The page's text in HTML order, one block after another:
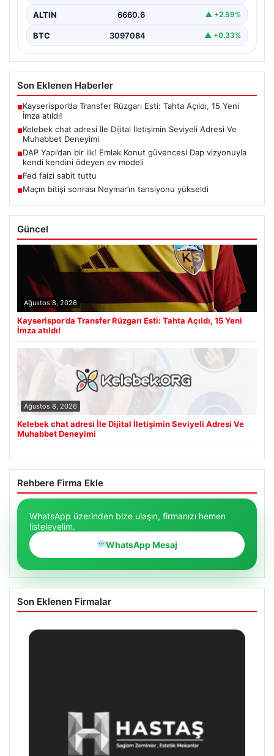
ALTIN 6660.6 ▲ +2.59%
BTC 3097084 ▲ +0.33%
Son Eklenen Haberler
■Kayserispor’da Transfer Rüzgarı Esti: Tahta Açıldı, 15 Yeni
İmza atıldı!
■Kelebek chat adresi İle Dijital İletişimin Seviyeli Adresi Ve
Muhabbet Deneyimi
■DAP Yapı’dan bir ilk! Emlak Konut güvencesi Dap vizyonuyla
kendi kendini ödeyen ev modeli
■Fed faizi sabit tuttu
■Maçın bitişi sonrası Neymar’ın tansiyonu yükseldi
Güncel
Ağustos 8, 2026
Kayserispor’da Transfer Rüzgarı Esti: Tahta Açıldı, 15 Yeni
İmza atıldı!
Ağustos 8, 2026
Kelebek chat adresi İle Dijital İletişimin Seviyeli Adresi Ve
Muhabbet Deneyimi
Rehbere Firma Ekle
WhatsApp üzerinden bize ulaşın, firmanızı hemen
listeleyelim.
WhatsApp Mesaj
Son Eklenen Firmalar